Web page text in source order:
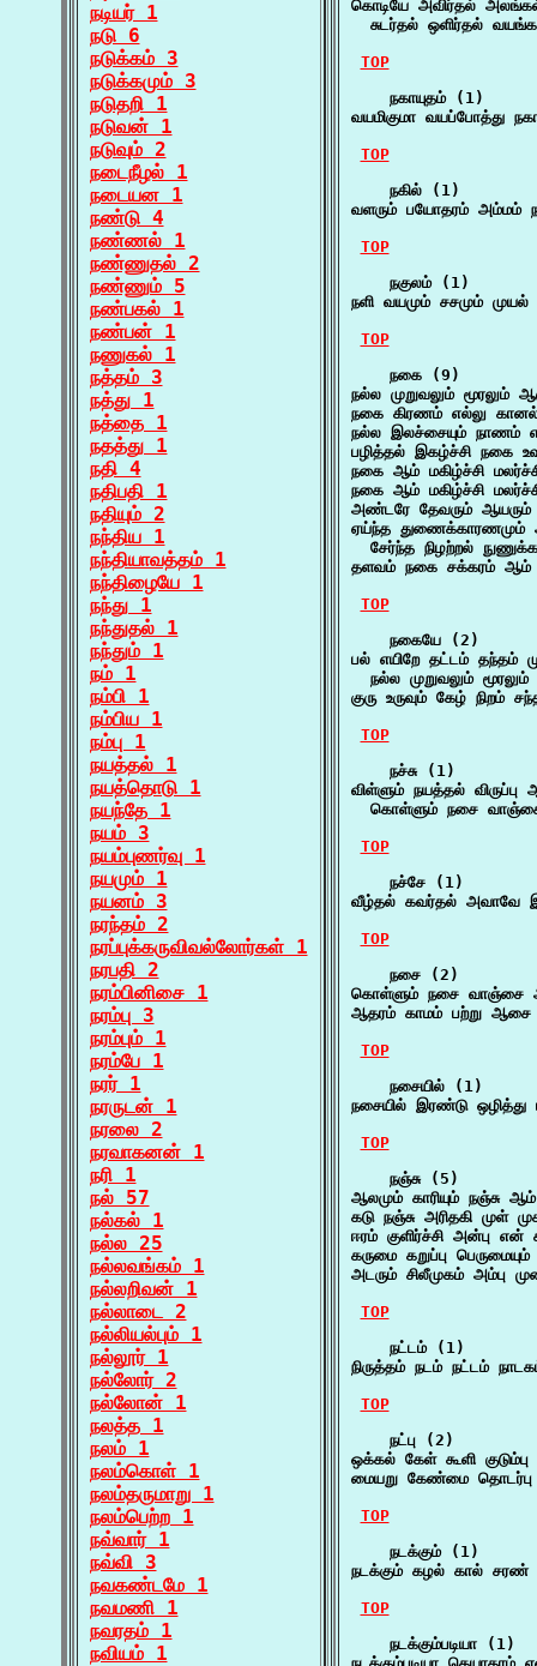
நடியர் 1
நடு 6
நடுக்கம் 3
நடுக்கமும் 3
நடுதறி 1
நடுவன் 1
நடுவும் 2
நடைநீழல் 1
நடையன 1
நண்டு 4
நண்ணல் 1
நண்ணுதல் 2
நண்ணும் 5
நண்பகல் 1
நண்பன் 1
நணுகல் 1
நத்தம் 3
நத்து 1
நத்தை 1
நதத்து 1
நதி 4
நதிபதி 1
நதியும் 2
நந்திய 1
நந்தியாவத்தம் 1
நந்திழையே 1
நந்து 1
நந்துதல் 1
நந்தும் 1
நம் 1
நம்பி 1
நம்பிய 1
நம்பு 1
நயத்தல் 1
நயத்தொடு 1
நயந்தே 1
நயம் 3
நயம்புணர்வு 1
நயமும் 1
நயனம் 3
நரந்தம் 2
நரப்புக்கருவிவல்லோர்கள் 1
நரபதி 2
நரம்பினிசை 1
நரம்பு 3
நரம்பும் 1
நரம்பே 1
நரர் 1
நரருடன் 1
நரலை 2
நரவாகனன் 1
நரி 1
நல் 57
நல்கல் 1
நல்ல 25
நல்லவங்கம் 1
நல்லறிவன் 1
நல்லாடை 2
நல்லியல்பும் 1
நல்லூர் 1
நல்லோர் 2
நல்லோன் 1
நலத்த 1
நலம் 1
நலம்கொள் 1
நலம்தருமாறு 1
நலம்பெற்ற 1
நவ்வார் 1
நவ்வி 3
நவகண்டமே 1
நவமணி 1
நவரதம் 1
நவியம் 1
கொடியே அவிர்தல்
சுடர்தல் ஒளிர்தல்
TOP
    நகாயுதம் (1)
வயமிகுமா வயப்போத்து
TOP
    நகில் (1)
வளரும் பயோதரம் அம்மம்
TOP
    நகுலம் (1)
நளி வயமும் சசமும்
TOP
    நகை (9)
நல்ல முறுவலும்
நகை கிரணம் எல்லு
நல்ல இலச்சையும் நாணம்
பழித்தல் இகழ்ச்சி நகை
நகை ஆம் மகிழ்ச்சி
நகை ஆம் மகிழ்ச்சி
அண்டரே தேவரும்
ஏய்ந்த
சேர்ந்த நிழற்றல்
தளவம் நகை சக்கரம்
TOP
    நகையே (2)
பல் எயிறே தட்டம் தந்தம்
நல்ல முறுவலும்
குரு உருவும் கேழ்
TOP
    நச்சு (1)
விள்ளும் நயத்தல்
கொள்ளும் நசை
TOP
    நச்சே (1)
வீழ்தல் கவர்தல் அவாவே
TOP
    நசை (2)
கொள்ளும் நசை வாஞ்சை
ஆதரம் காமம் பற்று
TOP
    நசையில் (1)
நசையில் இரண்டு
TOP
    நஞ்சு (5)
ஆலமும் காரியும் நஞ்சு
கடு நஞ்சு அரிதகி முள்
ஈரம் குளிர்ச்சி அன்பு
கருமை கறுப்பு
அடரும் சிலீமுகம்
TOP
    நட்டம் (1)
நிருத்தம் நடம் நட்டம்
TOP
    நட்பு (2)
ஒக்கல் கேள் கூளி
மையறு கேண்மை
TOP
    நடக்கும் (1)
நடக்கும் கழல் கால் சரண்
TOP
    நடக்கும்படியா (1)